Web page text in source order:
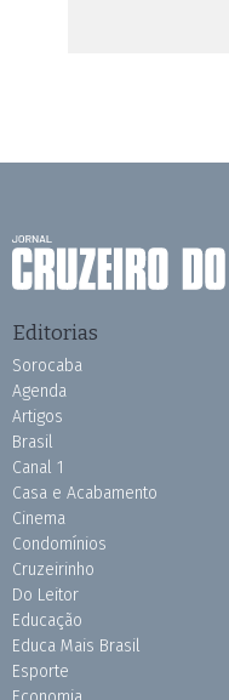
Editorias
Sorocaba
Agenda
Artigos
Brasil
Canal 1
Casa e Acabamento
Cinema
Condomínios
Cruzeirinho
Do Leitor
Educação
Educa Mais Brasil
Esporte